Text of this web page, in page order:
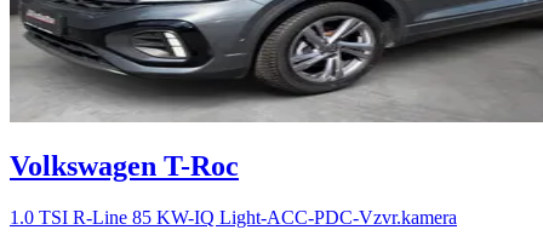
Volkswagen T-Roc
1.0 TSI R-Line 85 KW-IQ Light-ACC-PDC-Vzvr.kamera